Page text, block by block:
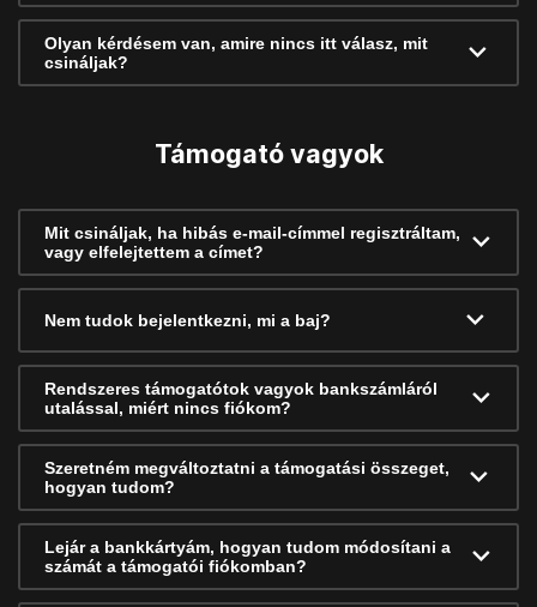
Olyan kérdésem van, amire nincs itt válasz, mit
csináljak?
Támogató vagyok
Mit csináljak, ha hibás e-mail-címmel regisztráltam,
vagy elfelejtettem a címet?
Nem tudok bejelentkezni, mi a baj?
Rendszeres támogatótok vagyok bankszámláról
utalással, miért nincs fiókom?
Szeretném megváltoztatni a támogatási összeget,
hogyan tudom?
Lejár a bankkártyám, hogyan tudom módosítani a
számát a támogatói fiókomban?